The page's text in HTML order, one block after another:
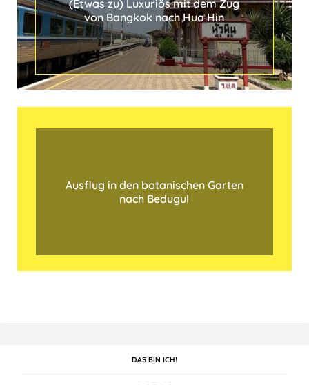
S
c
h
i
f
f
(Etwas zu) Luxuriös mit dem Zug
von Bangkok nach Hua Hin
Ausflug in den botanischen Garten
nach Bedugul
DAS BIN ICH!